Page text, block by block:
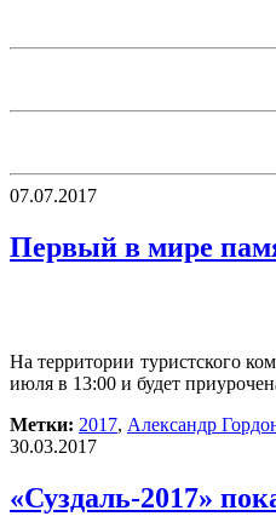
07.07.2017
Первый в мире
На территории туристского
июля в 13:00 и будет
Метки: 2017, Александр
30.03.2017
«Суздаль-2017»